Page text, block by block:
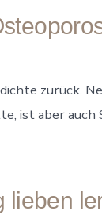
zurück.
ist aber
lieben